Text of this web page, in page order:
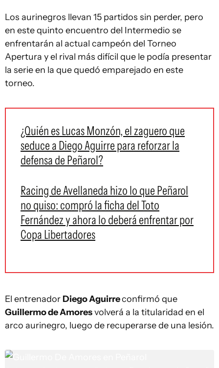
Los aurinegros llevan 15 partidos sin perder, pero
en este quinto encuentro del Intermedio se
enfrentarán al actual campeón del Torneo
Apertura y el rival más difícil que le podía presentar
la serie en la que quedó emparejado en este
torneo.
¿Quién es Lucas Monzón, el zaguero que
seduce a Diego Aguirre para reforzar la
defensa de Peñarol?
Racing de Avellaneda hizo lo que Peñarol
no quiso: compró la ficha del Toto
Fernández y ahora lo deberá enfrentar por
Copa Libertadores
El entrenador Diego Aguirreconfirmó que
Guillermo de Amoresvolverá a la titularidad en el
arco aurinegro, luego de recuperarse de una lesión.